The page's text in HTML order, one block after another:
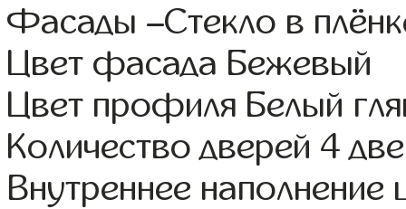
Фасады –Стекло в
Цвет фасада Бежевый
Цвет профиля Белый
Количество дверей 4
Внутреннее